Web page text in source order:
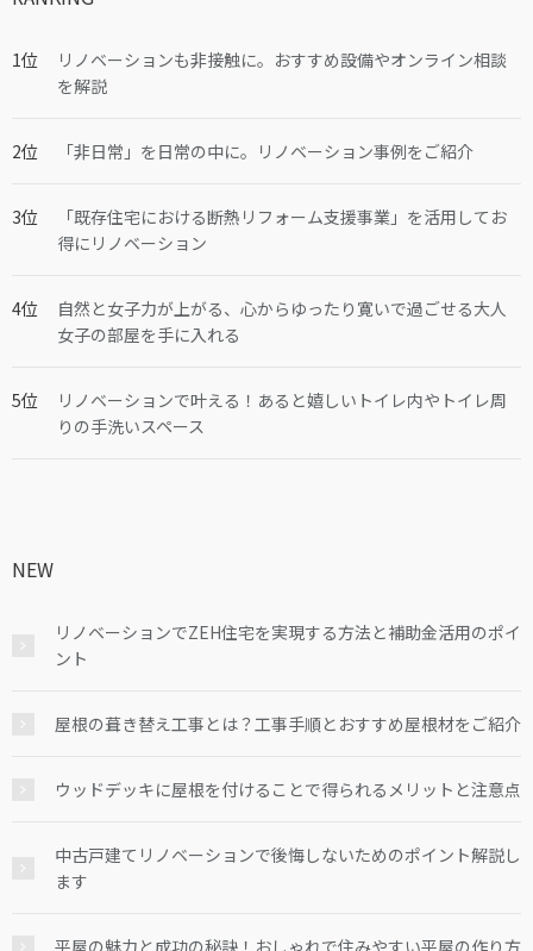
リノベーションも非接触に。おすすめ設備やオンライン相談
を解説
「非日常」を日常の中に。リノベーション事例をご紹介
「既存住宅における断熱リフォーム支援事業」を活用してお
得にリノベーション
自然と女子力が上がる、心からゆったり寛いで過ごせる大人
女子の部屋を手に入れる
リノベーションで叶える！あると嬉しいトイレ内やトイレ周
りの手洗いスペース
NEW
リノベーションでZEH住宅を実現する方法と補助金活用のポイ
ント
屋根の葺き替え工事とは？工事手順とおすすめ屋根材をご紹介
ウッドデッキに屋根を付けることで得られるメリットと注意点
中古戸建てリノベーションで後悔しないためのポイント解説し
ます